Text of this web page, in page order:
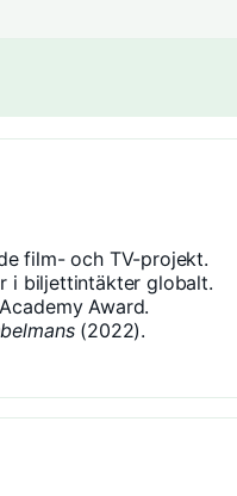
film- och TV-projekt.
i biljettintäkter globalt.
Award.
(2022).